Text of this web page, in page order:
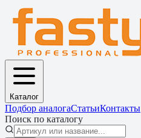
Каталог
Подбор аналогаСтатьиКонтакты
Поиск по каталогу